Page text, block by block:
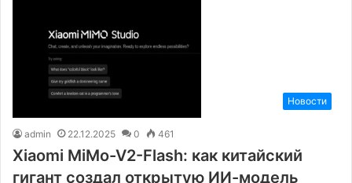
Новости
admin 22.12.2025 0 461
Xiaomi MiMo-V2-Flash: как китайский
гигант создал открытую ИИ-модель